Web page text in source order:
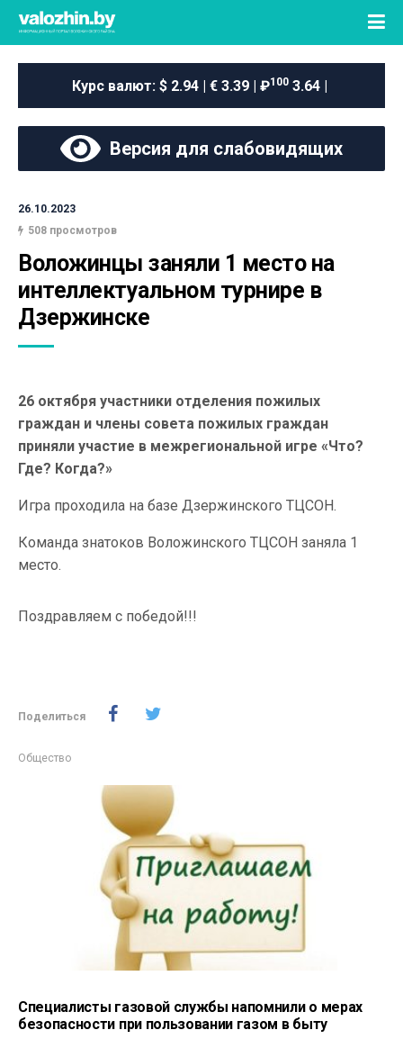
Курс валют: $ 2.94 | € 3.39 | ₽100 3.64 |
Версия для слабовидящих
26.10.2023
508 просмотров
Воложинцы заняли 1 место на
интеллектуальном турнире в
Дзержинске
26 октября участники отделения пожилых
граждан и члены совета пожилых граждан
приняли участие в межрегиональной игре «Что?
Где? Когда?»
Игра проходила на базе Дзержинского ТЦСОН.
Команда знатоков Воложинского ТЦСОН заняла 1
место.
Поздравляем с победой!!!
Поделиться
Общество
Специалисты газовой службы напомнили о мерах
безопасности при пользовании газом в быту